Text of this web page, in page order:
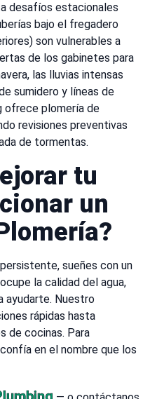
desafíos estacionales
bajo el fregadero
son vulnerables a
de los gabinetes para
las lluvias intensas
sumidero y líneas de
ofrece plomería de
revisiones preventivas
de tormentas.
tu
un
sueñes con un
la calidad del agua,
ayudarte. Nuestro
rápidas hasta
de cocinas. Para
en el nombre que los